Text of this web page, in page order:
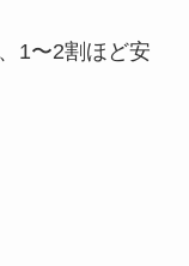
1〜2割ほど安